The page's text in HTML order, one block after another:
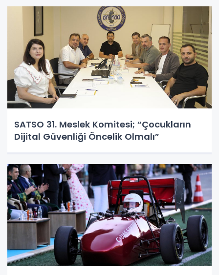
SATSO 31. Meslek Komitesi; “Çocukların
Dijital Güvenliği Öncelik Olmalı”